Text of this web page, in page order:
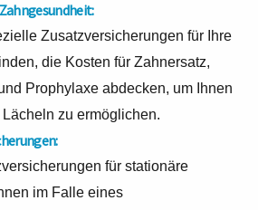
Zusatzversicherungen für Ihre
die Kosten für Zahnersatz,
Prophylaxe abdecken, um Ihnen
zu ermöglichen.
für stationäre
im Falle eines